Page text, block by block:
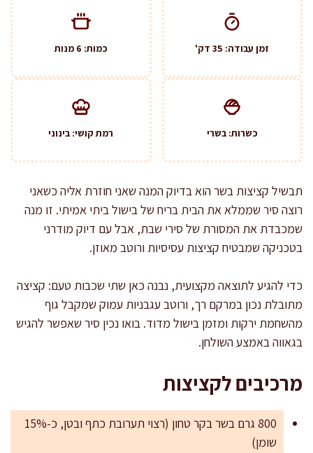
זמן עבודה: 35 דק' כמות: 6 מנות
כשרות: בשרי רמת קושי: בינוני
תבשיל קציצות בשר הוא בדיוק המנה שאני חוזרת אליה כשאני
רוצה סיר שממלא את הבית בריח של בישול ביתי אמיתי. זו מנה
שמכבדת את המסורת של סירי שבת, אבל עם דיוק מודרני
בטכניקה שמבטיח קציצות עסיסיות ורוטב מאוזן.
כדי להגיע לתוצאה מקצועית, נבנה כאן שתי שכבות טעם: קציצה
מתובלת נכון במרקם רך, ורוטב עגבניות עמוק שמקבל גוף
מהשחמת ירקות ומזמן בישול מדוד. בואו נכין סיר שאפשר להגיש
בגאווה באמצע השולחן.
מרכיבים לקציצות
800 גרם בשר בקר טחון (רצוי תערובת כתף ובטן, כ-15%
שומן)